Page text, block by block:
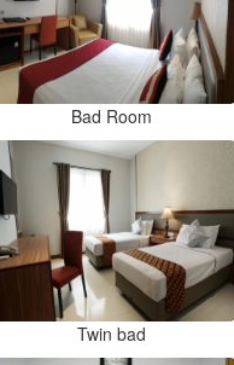
Bad Room
Twin bad